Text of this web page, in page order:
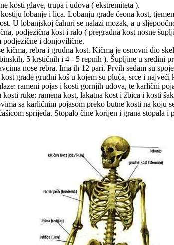
kosti glave, trupa i udova ( ekstremiteta ).
kostiju lobanje i lica. Lobanju grade čeona kost,
U lobanjskoj čahuri se nalazi mozak, a u
podjezična kost i ralo ( pregradna kost nosne
podjezične i donjovilične.
kičma, rebra i grudna kost. Kičma je osnovni dio
5 krstičnih i 4 - 5 repnih ). Šupljine u sredini
nose rebra. Ima ih 12 pari. Prvih sedam su
grade grudni koš u kojem su pluća, srce i najveći
rameni pojas i kosti gornjih udova, te karlični
ruke: ramena kost, lakatna kost i žbica i kosti
sa karličnim pojasom preko butne kosti na koju
sprijeda. Stopalo čine korijen i grana stopala i